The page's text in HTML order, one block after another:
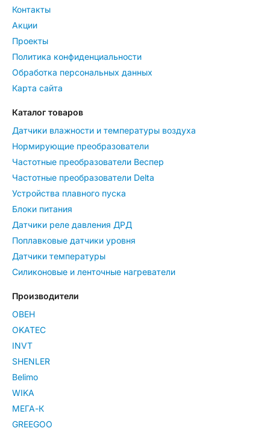
Контакты
Акции
Проекты
Политика конфиденциальности
Обработка персональных данных
Карта сайта
Каталог товаров
Датчики влажности и температуры воздуха
Нормирующие преобразователи
Частотные преобразователи Веспер
Частотные преобразователи Delta
Устройства плавного пуска
Блоки питания
Датчики реле давления ДРД
Поплавковые датчики уровня
Датчики температуры
Силиконовые и ленточные нагреватели
Производители
ОВЕН
OKATEC
INVT
SHENLER
Belimo
WIKA
МЕГА-К
GREEGOO